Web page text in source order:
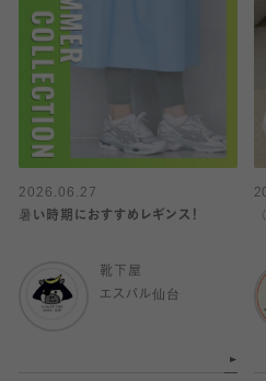
2026.06.27
暑い時期におすすめレギンス！
靴下屋
エスパル仙台